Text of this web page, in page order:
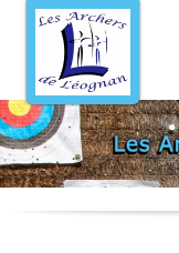
Panneau de gestion